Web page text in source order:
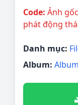
Code: Ảnh
phát động
Danh mục:
Album: